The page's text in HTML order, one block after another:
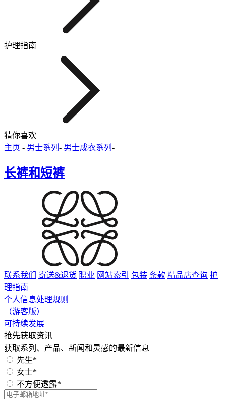
护理指南
猜你喜欢
主页 - 男士系列 - 男士成衣系列 -
长裤和短裤
联系我们 寄送&退货 职业 网站索引 包装 条款 精品店查询 护
理指南
个人信息处理规则
（游客版）
可持续发展
抢先获取资讯
获取系列、产品、新闻和灵感的最新信息
先生*
女士*
不方便透露*